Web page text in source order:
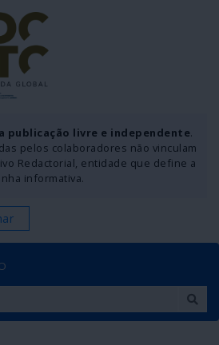
publicação livre e independente.
pelos colaboradores não vinculam
Redactorial, entidade que define a
informativa.